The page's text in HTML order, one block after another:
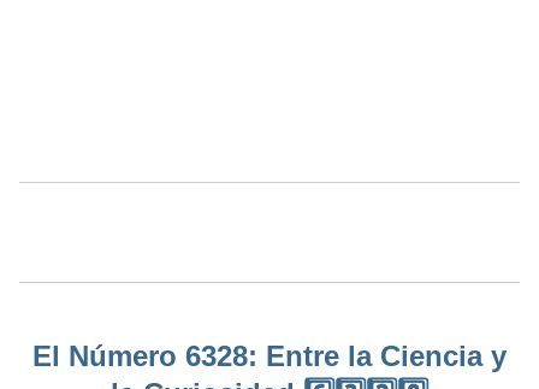
El Número 6328: Entre la Ciencia y